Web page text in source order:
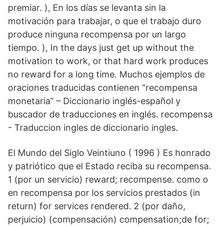
premiar. ), En los días se levanta sin la
motivación para trabajar, o que el trabajo duro
produce ninguna recompensa por un largo
tiempo. ), In the days just get up without the
motivation to work, or that hard work produces
no reward for a long time. Muchos ejemplos de
oraciones traducidas contienen “recompensa
monetaria” – Diccionario inglés-español y
buscador de traducciones en inglés. recompensa
- Traduccion ingles de diccionario ingles.
El Mundo del Siglo Veintiuno ( 1996 ) Es honrado
y patriótico que el Estado reciba su recompensa.
1 (por un servicio) reward; recompense. como o
en recompensa por los servicios prestados (in
return) for services rendered. 2 (por daño,
perjuicio) (compensación) compensation;de for;